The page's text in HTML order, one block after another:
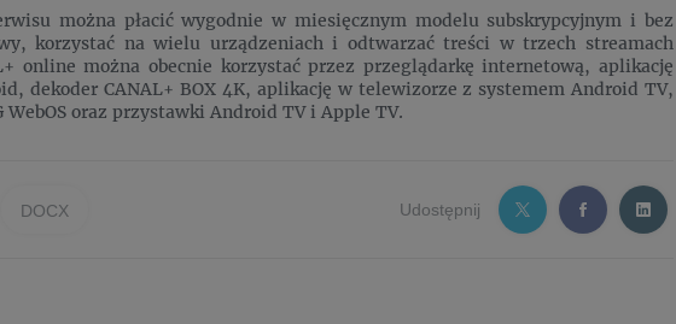
można płacić wygodnie w miesięcznym modelu subskrypcyjnym i bez
korzystać na wielu urządzeniach i odtwarzać treści w trzech streamach
online można obecnie korzystać przez przeglądarkę internetową, aplikację
dekoder CANAL+ BOX 4K, aplikację w telewizorze z systemem Android TV,
WebOS oraz przystawki Android TV i Apple TV.
DOCX Udostępnij